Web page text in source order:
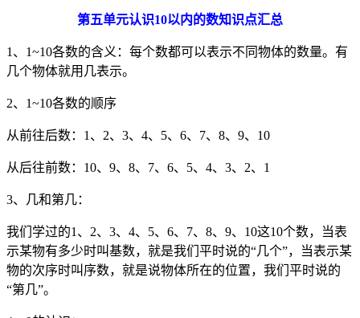
第五单元认识10以内的数知识点汇总
1、1~10各数的含义：每个数都可以表示不同物体的数量。有
几个物体就用几表示。
2、1~10各数的顺序
从前往后数：1、2、3、4、5、6、7、8、9、10
从后往前数：10、9、8、7、6、5、4、3、2、1
3、几和第几：
我们学过的1、2、3、4、5、6、7、8、9、10这10个数，当表
示某物有多少时叫基数，就是我们平时说的“几个”，当表示某
物的次序时叫序数，就是说物体所在的位置，我们平时说的
“第几”。